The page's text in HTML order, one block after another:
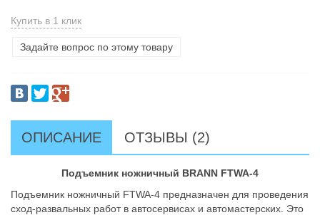
Купить в 1 клик
Задайте вопрос по этому товару
ОПИСАНИЕ ОТЗЫВЫ (2)
Подъемник ножничный BRANN FTWA-4
Подъемник ножничный FTWA-4 предназначен для проведения
сход-развальных работ в автосервисах и автомастерских. Это